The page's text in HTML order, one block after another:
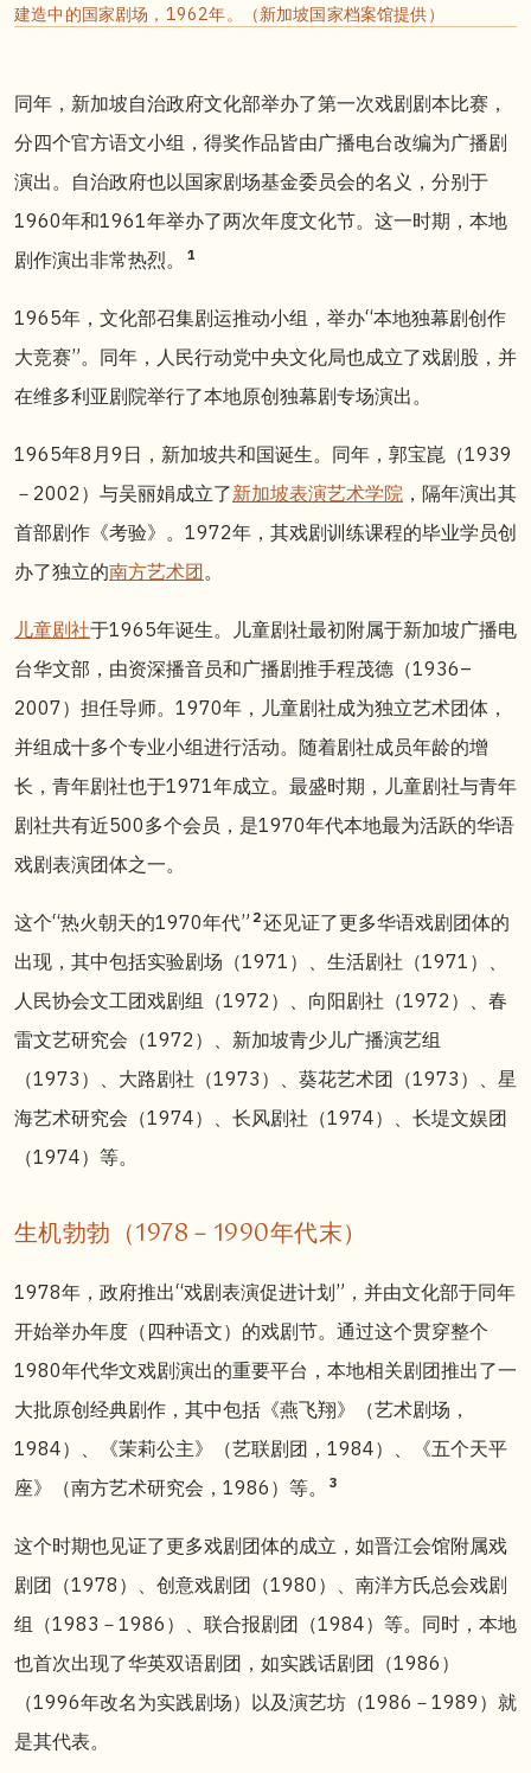
建造中的国家剧场，1962年。（新加坡国家档案馆提供）
同年，新加坡自治政府文化部举办了第一次戏剧剧本比赛，
分四个官方语文小组，得奖作品皆由广播电台改编为广播剧
演出。自治政府也以国家剧场基金委员会的名义，分别于
1960年和1961年举办了两次年度文化节。这一时期，本地
剧作演出非常热烈。
1
1965年，文化部召集剧运推动小组，举办“本地独幕剧创作
大竞赛”。同年，人民行动党中央文化局也成立了戏剧股，并
在维多利亚剧院举行了本地原创独幕剧专场演出。
1965年8月9日，新加坡共和国诞生。同年，郭宝崑（1939
－2002）与吴丽娟成立了新加坡表演艺术学院 ，隔年演出其
首部剧作《考验》。1972年， 其戏剧训练课程的毕业学员创
办了独立的南方艺术团。
儿童剧社于1965年诞生。儿童剧社最初附属于新加坡广播电
台华文部，由资深播音员和广播剧推手程茂德（1936–
2007）担任导师。1970年，儿童剧社成为独立艺术团体，
并组成十多个专业小组进行活动。随着剧社成员年龄的增
长，青年剧社也于1971年成立。最盛时期，儿童剧社与青年
剧社共有近500多个会员，是1970年代本地最为活跃的华语
戏剧表演团体之一。
这个“热火朝天的1970年代” 2还见证了更多华语戏剧团体的
出现，其中包括实验剧场（1971）、生活剧社（1971）、
人民协会文工团戏剧组（1972）、向阳剧社（1972）、春
雷文艺研究会（1972）、新加坡青少儿广播演艺组
（1973）、大路剧社（1973）、葵花艺术团（1973）、星
海艺术研究会（1974）、长风剧社（1974）、长堤文娱团
（1974）等。
生机勃勃（1978－1990年代末）
1978年，政府推出“戏剧表演促进计划”，并由文化部于同年
开始举办年度（四种语文）的戏剧节。通过这个贯穿整个
1980年代华文戏剧演出的重要平台，本地相关剧团推出了一
大批原创经典剧作，其中包括《燕飞翔》（艺术剧场，
1984）、《茉莉公主》（艺联剧团，1984）、《五个天平
座》（南方艺术研究会，1986）等。
3
这个时期也见证了更多戏剧团体的成立，如晋江会馆附属戏
剧团（1978）、创意戏剧团（1980）、南洋方氏总会戏剧
组（1983－1986）、联合报剧团（1984）等。同时，本地
也首次出现了华英双语剧团，如实践话剧团（1986）
（1996年改名为实践剧场）以及演艺坊（1986－1989）就
是其代表。